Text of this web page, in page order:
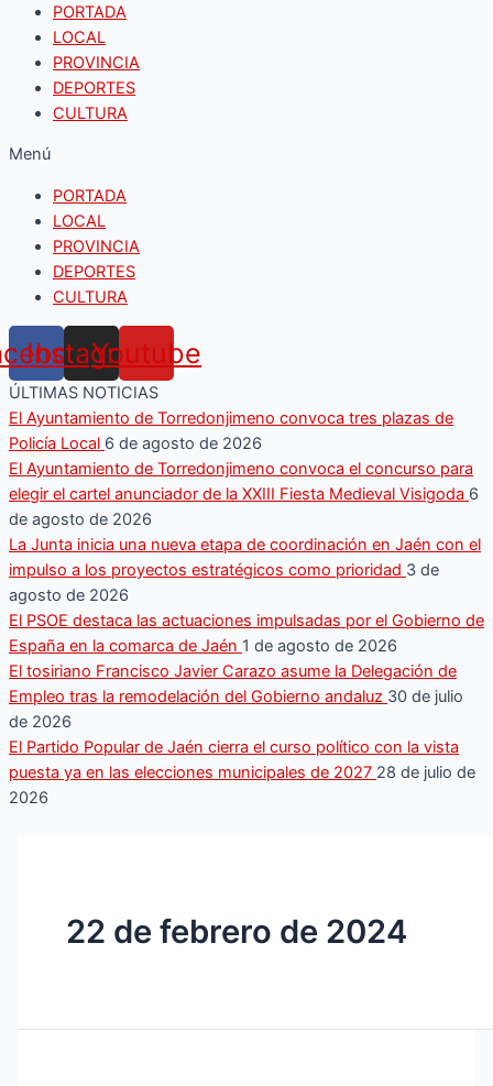
PORTADA
LOCAL
PROVINCIA
DEPORTES
CULTURA
Menú
PORTADA
LOCAL
PROVINCIA
DEPORTES
CULTURA
Instagram
Youtube
ÚLTIMAS NOTICIAS
El Ayuntamiento de Torredonjimeno convoca tres plazas de
Policía Local 6 de agosto de 2026
El Ayuntamiento de Torredonjimeno convoca el concurso para
elegir el cartel anunciador de la XXIII Fiesta Medieval Visigoda 6
de agosto de 2026
La Junta inicia una nueva etapa de coordinación en Jaén con el
impulso a los proyectos estratégicos como prioridad 3 de
agosto de 2026
El PSOE destaca las actuaciones impulsadas por el Gobierno de
España en la comarca de Jaén 1 de agosto de 2026
El tosiriano Francisco Javier Carazo asume la Delegación de
Empleo tras la remodelación del Gobierno andaluz 30 de julio
de 2026
El Partido Popular de Jaén cierra el curso político con la vista
puesta ya en las elecciones municipales de 2027 28 de julio de
2026
22 de febrero de 2024